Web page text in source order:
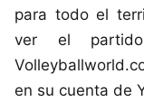
para todo el
ver el
en su cuenta de